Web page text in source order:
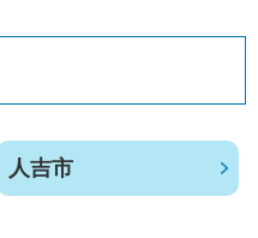
人吉市